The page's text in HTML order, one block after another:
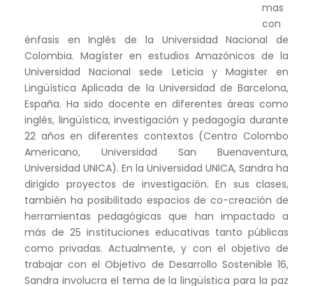
mas
con
énfasis en Inglés de la Universidad Nacional de
Colombia. Magíster en estudios Amazónicos de la
Universidad Nacional sede Leticia y Magister en
Lingüística Aplicada de la Universidad de Barcelona,
España. Ha sido docente en diferentes áreas como
inglés, lingüística, investigación y pedagogía durante
22 años en diferentes contextos (Centro Colombo
Americano, Universidad San Buenaventura,
Universidad UNICA). En la Universidad UNICA, Sandra ha
dirigido proyectos de investigación. En sus clases,
también ha posibilitado espacios de co-creación de
herramientas pedagógicas que han impactado a
más de 25 instituciones educativas tanto públicas
como privadas. Actualmente, y con el objetivo de
trabajar con el Objetivo de Desarrollo Sostenible 16,
Sandra involucra el tema de la lingüística para la paz